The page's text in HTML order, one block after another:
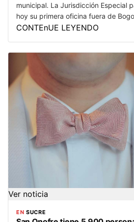
municipal. La Jurisdicción Especial
hoy su primera oficina fuera de
CONTEnUE LEYENDO
Ver noticia
EN SUCRE